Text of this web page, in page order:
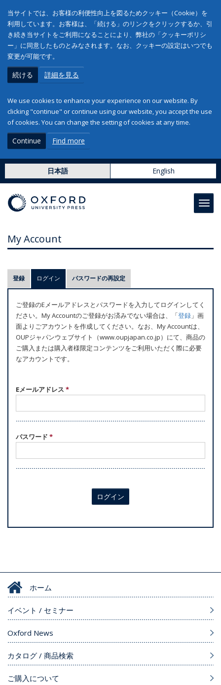
当サイトでは、お客様の利便性向上を図るためクッキー（Cookie）を
利用しています。お客様は、「続ける」のリンクをクリックするか、引
き続き当サイトをご利用になることにより、弊社の「クッキーポリシ
ー」に同意したものとみなされます。なお、クッキーの設定はいつでも
変更が可能です。
続ける 詳細を見る
We use cookies to enhance your experience on our website. By
clicking "continue" or continue using our website, you accept the use
of cookies. You can change the setting of cookies at any time.
Continue Find more
日本語 English
My Account
プ
ラ
マ
リ
ー
タ
ブ
登録 ログイン (アクティブなタブ)
パスワードの再設定
ご登録のEメールアドレスとパスワードを入力してログインしてく
ださい。My Accountのご登録がお済みでない場合は、「登録 」画
面よりごアカウントを作成してください。なお、My Accountは、
OUPジャパンウェブサイト（www.oupjapan.co.jp）にて、商品の
ご購入または購入者様限定コンテンツをご利用いただく際に必要
なアカウントです。
Eメールアドレス *
パスワード *
ログイン
ホーム
イベント / セミナー
Oxford News
カタログ / 商品検索
ご購入について